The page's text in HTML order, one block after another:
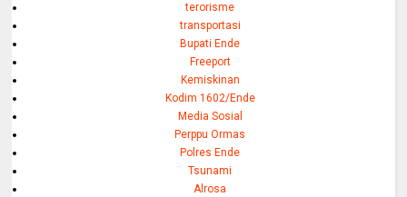
terorisme
transportasi
Bupati Ende
Freeport
Kemiskinan
Kodim 1602/Ende
Media Sosial
Perppu Ormas
Polres Ende
Tsunami
Alrosa